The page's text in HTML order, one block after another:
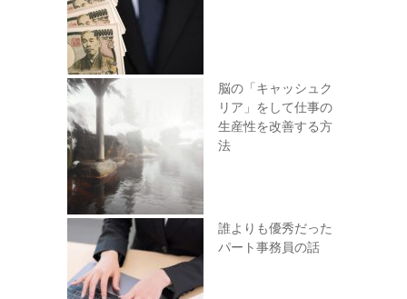
脳の「キャッシュク
リア」をして仕事の
生産性を改善する方
法
誰よりも優秀だった
パート事務員の話